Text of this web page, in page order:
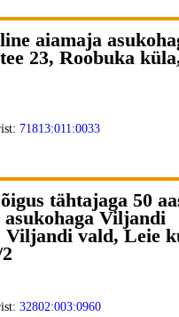
aiamaja
23, Roobuka
71813:011:0033
tähtajaga 50
Viljandi
Viljandi vald, Leie
32802:003:0960